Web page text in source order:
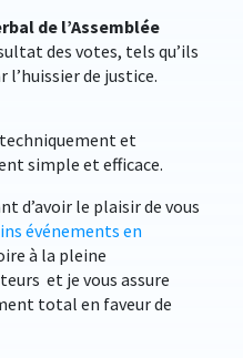
de l’Assemblée
des votes, tels qu’ils
de justice.
et
simple et efficace.
d’avoir le plaisir de vous
événements en
à la pleine
et je vous assure
total en faveur de